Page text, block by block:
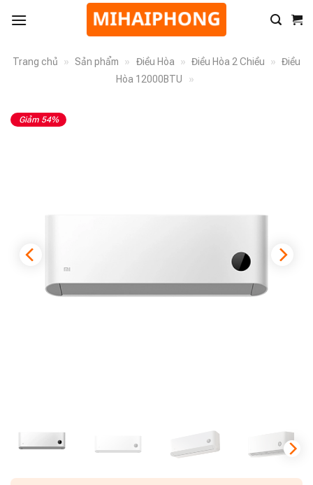
Trang chủ » Sản phẩm » Điều Hòa » Điều Hòa 2 Chiều » Điều
Hòa 12000BTU
»
Giảm 54%